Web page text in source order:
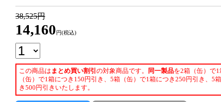
38,525円
14,160 円(税込)
この商品は まとめ買い割引 の対象商品です。 同一製品を2箱（缶）で
（缶）で1箱につき150円引き、5箱（缶）で1箱につき250円引き、
き500円引きいたします。